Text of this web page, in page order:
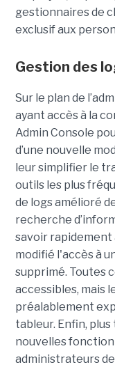
gestionnaires de
exclusif aux
Gestion des
Sur le plan de
ayant accès à la
Admin Console
d’une nouvelle
leur simplifier le
outils les plus
de logs amélioré
recherche
savoir rapidement
modifié l'accès à
supprimé. Toutes
accessibles, mais
préalablement
tableur. Enfin,
nouvelles
administrateurs